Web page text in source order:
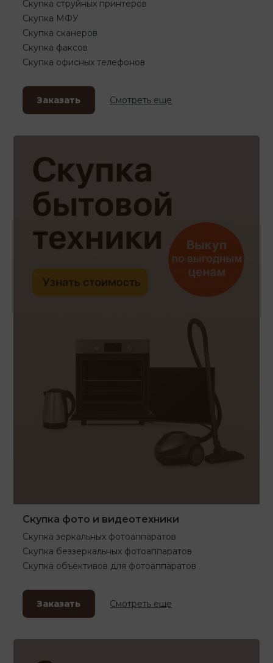
Скупка струйных принтеров
Скупка МФУ
Скупка сканеров
Скупка факсов
Скупка офисных телефонов
Заказать Смотреть еще
Скупка фото и видеотехники
Скупка зеркальных фотоаппаратов
Скупка беззеркальных фотоаппаратов
Скупка объективов для фотоаппаратов
Заказать Смотреть еще